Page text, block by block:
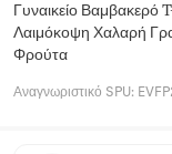
Γυναικείο Βαμβακερό
Λαιμόκοψη Χαλαρή
Φρούτα
Αναγνωριστικό SPU: